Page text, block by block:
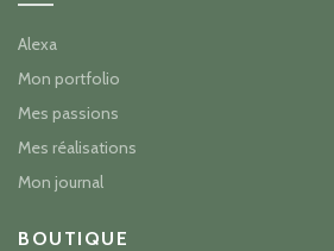
Alexa
Mon portfolio
Mes passions
Mes réalisations
Mon journal
BOUTIQUE